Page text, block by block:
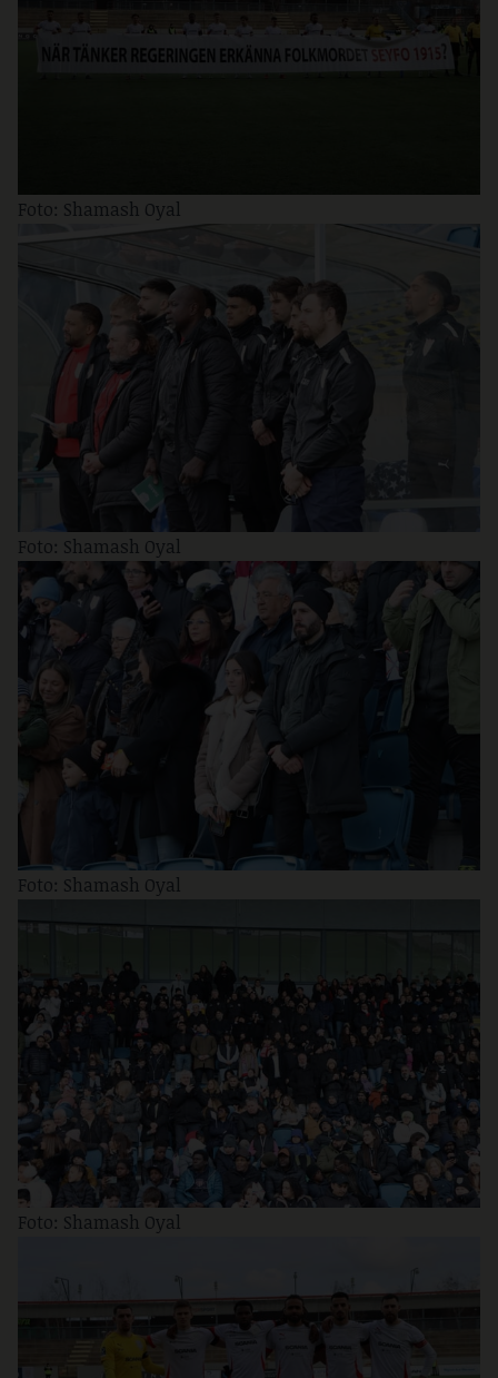
Foto: Shamash Oyal
Foto: Shamash Oyal
Foto: Shamash Oyal
Foto: Shamash Oyal